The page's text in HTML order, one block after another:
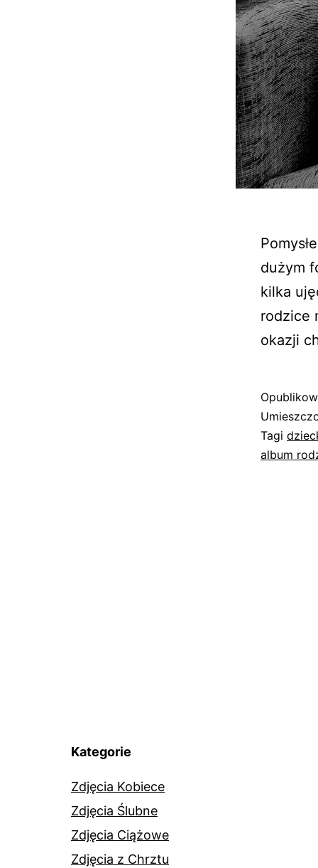
dużym
kilka
rodzice
okazji
Tagi
album
Kategorie
Zdjęcia Kobiece
Zdjęcia Ślubne
Zdjęcia Ciążowe
Zdjęcia z Chrztu